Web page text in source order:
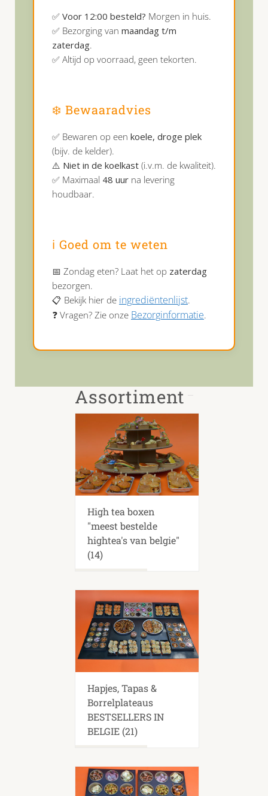
✅ Voor 12:00 besteld? Morgen in huis.
✅ Bezorging van maandag t/m
zaterdag.
✅ Altijd op voorraad, geen tekorten.
❄️ Bewaaradvies
✅ Bewaren op een koele, droge plek
(bijv. de kelder).
⚠️ Niet in de koelkast(i.v.m. de kwaliteit).
✅ Maximaal 48 uurna levering
houdbaar.
ℹ️ Goed om te weten
📅 Zondag eten? Laat het op zaterdag
bezorgen.
📋 Bekijk hier de ingrediëntenlijst.
❓ Vragen? Zie onze Bezorginformatie.
Assortiment
High tea boxen
"meest bestelde
hightea's van belgie"
(14)
Hapjes, Tapas &
Borrelplateaus
BESTSELLERS IN
BELGIE (21)